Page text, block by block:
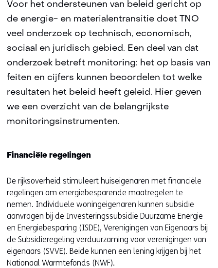
Voor het ondersteunen van beleid gericht op
de energie- en materialentransitie doet TNO
veel onderzoek op technisch, economisch,
sociaal en juridisch gebied. Een deel van dat
onderzoek betreft monitoring: het op basis van
feiten en cijfers kunnen beoordelen tot welke
resultaten het beleid heeft geleid. Hier geven
we een overzicht van de belangrijkste
monitoringsinstrumenten.
Financiële regelingen
De rijksoverheid stimuleert huiseigenaren met financiële
regelingen om energiebesparende maatregelen te
nemen. Individuele woningeigenaren kunnen subsidie
aanvragen bij de Investeringssubsidie Duurzame Energie
en Energiebesparing (ISDE), Verenigingen van Eigenaars bij
de Subsidieregeling verduurzaming voor verenigingen van
eigenaars (SVVE). Beide kunnen een lening krijgen bij het
Nationaal Warmtefonds (NWF).